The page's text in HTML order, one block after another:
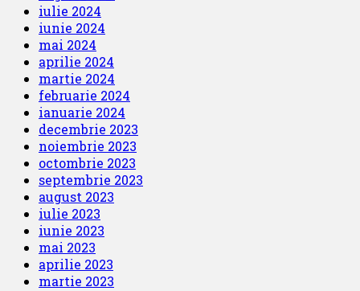
iulie 2024
iunie 2024
mai 2024
aprilie 2024
martie 2024
februarie 2024
ianuarie 2024
decembrie 2023
noiembrie 2023
octombrie 2023
septembrie 2023
august 2023
iulie 2023
iunie 2023
mai 2023
aprilie 2023
martie 2023